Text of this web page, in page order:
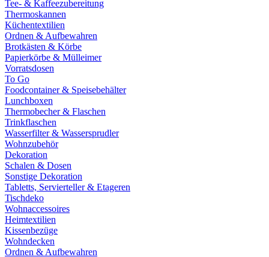
Tee- & Kaffeezubereitung
Thermoskannen
Küchentextilien
Ordnen & Aufbewahren
Brotkästen & Körbe
Papierkörbe & Mülleimer
Vorratsdosen
To Go
Foodcontainer & Speisebehälter
Lunchboxen
Thermobecher & Flaschen
Trinkflaschen
Wasserfilter & Wassersprudler
Wohnzubehör
Dekoration
Schalen & Dosen
Sonstige Dekoration
Tabletts, Servierteller & Etageren
Tischdeko
Wohnaccessoires
Heimtextilien
Kissenbezüge
Wohndecken
Ordnen & Aufbewahren